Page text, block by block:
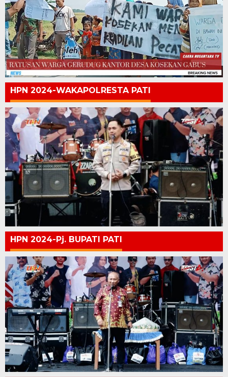
HPN 2024-WAKAPOLRESTA PATI
HPN 2024-Pj. BUPATI PATI